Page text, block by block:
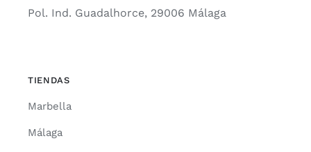
Pol. Ind. Guadalhorce, 29006 Málaga
TIENDAS
Marbella
Málaga